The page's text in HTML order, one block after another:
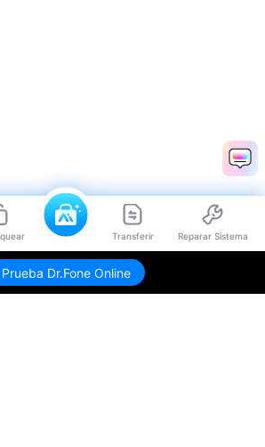
Transferir Reparar Sistema
Prueba Dr.Fone Online